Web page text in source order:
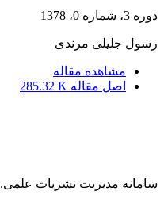
دوره 3، شماره 0، 1378
رسول جلیلی مرندی
مشاهده مقاله
اصل مقاله 285.32 K
سامانه مدیریت نشریات علمی.